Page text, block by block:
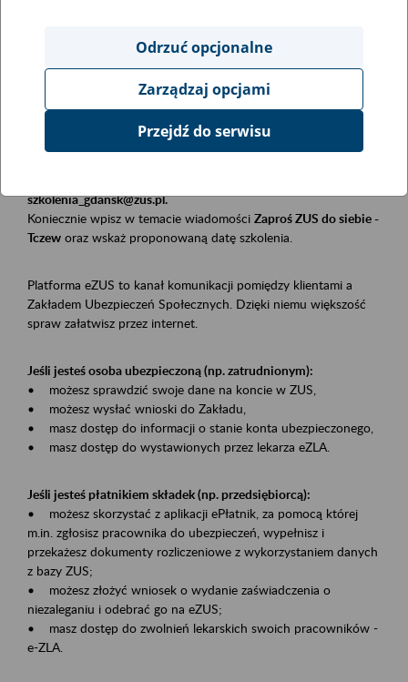
Obszar merytoryczny
Płatnicy, ubezpieczeni, świadczeniobiorcy
Opis wydarzenia
Szkolenie stacjonarne w siedzibie firmy, instytucji, urzędu.
szkolenia_gdansk@zus.pl.
Koniecznie wpisz w temacie wiadomości Zaproś ZUS do siebie -
Tczew oraz wskaż proponowaną datę szkolenia.
Platforma eZUS to kanał komunikacji pomiędzy klientami a
Zakładem Ubezpieczeń Społecznych. Dzięki niemu większość
spraw załatwisz przez internet.
Jeśli jesteś osoba ubezpieczoną (np. zatrudnionym):
• możesz sprawdzić swoje dane na koncie w ZUS,
• możesz wysłać wnioski do Zakładu,
• masz dostęp do informacji o stanie konta ubezpieczonego,
• masz dostęp do wystawionych przez lekarza eZLA.
Jeśli jesteś płatnikiem składek (np. przedsiębiorcą):
• możesz skorzystać z aplikacji ePłatnik, za pomocą której
m.in. zgłosisz pracownika do ubezpieczeń, wypełnisz i
przekażesz dokumenty rozliczeniowe z wykorzystaniem danych
z bazy ZUS;
• możesz złożyć wniosek o wydanie zaświadczenia o
niezaleganiu i odebrać go na eZUS;
• masz dostęp do zwolnień lekarskich swoich pracowników -
e-ZLA.
Odrzuć opcjonalne
Zarządzaj opcjami
Przejdź do serwisu